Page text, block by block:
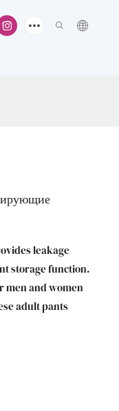
leakage
storage function.
men and women
adult pants